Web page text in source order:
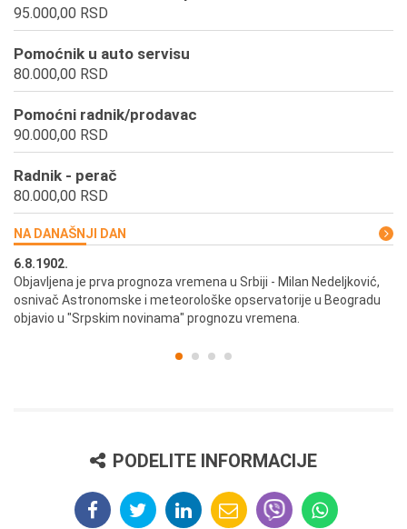
95.000,00 RSD
Pomoćnik u auto servisu
80.000,00 RSD
Pomoćni radnik/prodavac
90.000,00 RSD
Radnik - perač
80.000,00 RSD
NA DANAŠNJI DAN
6.8.1902.
Objavljena je prva prognoza vremena u Srbiji - Milan Nedeljković,
osnivač Astronomske i meteorološke opservatorije u Beogradu
objavio u "Srpskim novinama" prognozu vremena.
PODELITE INFORMACIJE